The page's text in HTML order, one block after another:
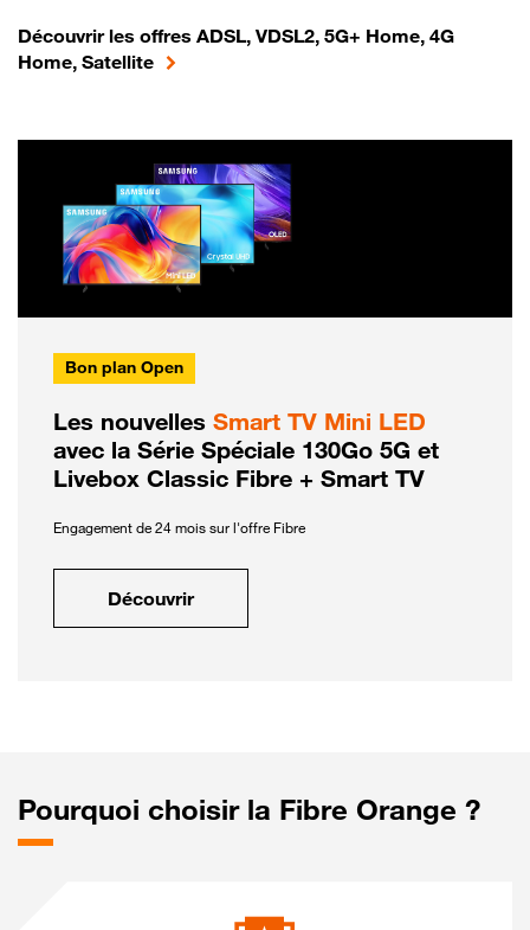
Découvrir les offres ADSL, VDSL2, 5G+ Home, 4G
Home, Satellite
Bon plan Open
Les nouvelles Smart TV Mini LED
avec la Série Spéciale 130Go 5G et
Livebox Classic Fibre + Smart TV
Engagement de 24 mois sur l'offre Fibre
Découvrir
Pourquoi choisir la Fibre Orange ?